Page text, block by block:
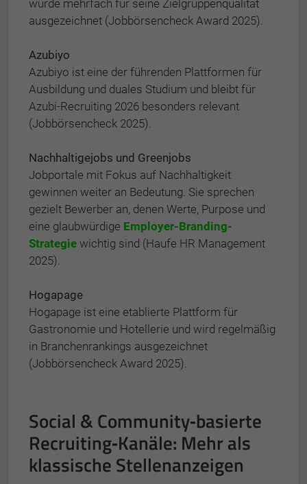
wurde mehrfach für seine Zielgruppenqualität
ausgezeichnet (Jobbörsencheck Award 2025).
Azubiyo
Azubiyo ist eine der führenden Plattformen für
Ausbildung und duales Studium und bleibt für
Azubi-Recruiting 2026 besonders relevant
(Jobbörsencheck 2025).
Nachhaltigejobs und Greenjobs
Jobportale mit Fokus auf Nachhaltigkeit
gewinnen weiter an Bedeutung. Sie sprechen
gezielt Bewerber an, denen Werte, Purpose und
eine glaubwürdige Employer-Branding-
Strategie wichtig sind (Haufe HR Management
2025).
Hogapage
Hogapage ist eine etablierte Plattform für
Gastronomie und Hotellerie und wird regelmäßig
in Branchenrankings ausgezeichnet
(Jobbörsencheck Award 2025).
Social & Community‑basierte
Recruiting‑Kanäle: Mehr als
klassische Stellenanzeigen